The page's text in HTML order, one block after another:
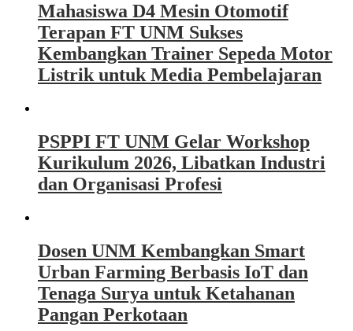
Mahasiswa D4 Mesin Otomotif
Terapan FT UNM Sukses
Kembangkan Trainer Sepeda Motor
Listrik untuk Media Pembelajaran
PSPPI FT UNM Gelar Workshop
Kurikulum 2026, Libatkan Industri
dan Organisasi Profesi
Dosen UNM Kembangkan Smart
Urban Farming Berbasis IoT dan
Tenaga Surya untuk Ketahanan
Pangan Perkotaan